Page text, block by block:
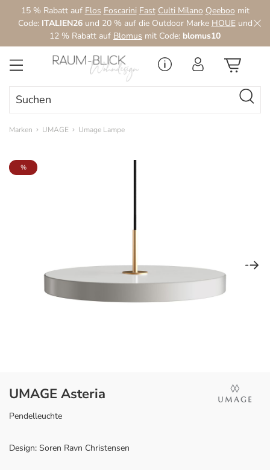
Zum Hauptinhalt springen
15 % Rabatt auf Flos Foscarini Fast Culti Milano Qeeboo mit
Code: ITALIEN26und 20 % auf die Outdoor Marke HOUEund
12 % Rabatt auf Blomus mit Code: blomus10
Marken UMAGE Umage Lampe
Bildergalerie überspringen
%
UMAGE Asteria
Pendelleuchte
Design: Soren Ravn Christensen